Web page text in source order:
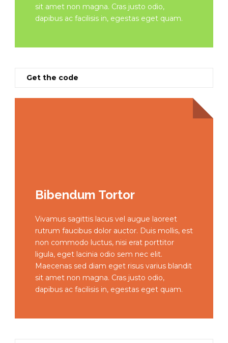
sit amet non magna. Cras justo odio,
dapibus ac facilisis in, egestas eget quam.
Get the code
Bibendum Tortor
Vivamus sagittis lacus vel augue laoreet
rutrum faucibus dolor auctor. Duis mollis, est
non commodo luctus, nisi erat porttitor
ligula, eget lacinia odio sem nec elit.
Maecenas sed diam eget risus varius blandit
sit amet non magna. Cras justo odio,
dapibus ac facilisis in, egestas eget quam.